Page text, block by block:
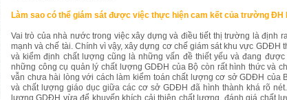
Làm sao có thể giám sát được việc thực hiện cam kết của trường ĐH
Vai trò của nhà nước trong việc xây dựng và điều tiết thị trường là định
mạnh và chế tài. Chính vì vậy, xây dựng cơ chế giám sát khu vực GDĐH
và kiểm định chất lượng cũng là những vấn đề thiết yếu và đang
những công cụ quản lý chất lượng GDĐH của Bộ còn rất hình thức và
vẫn chưa hài lòng với cách làm kiểm toán chất lượng cơ sở GDĐH của
và chất lượng giáo dục giữa các cơ sở GDĐH đã hình thành khá rõ
lượng GDĐH vừa để khuyến khích cải thiện chất lượng, đánh giá chất